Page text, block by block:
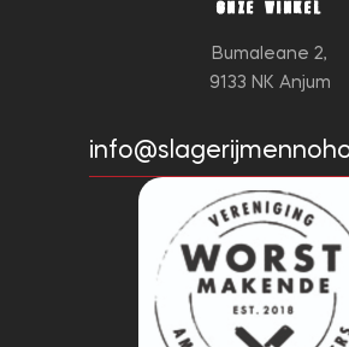
ONZE WINKEL
Bumaleane 2,
9133 NK Anjum